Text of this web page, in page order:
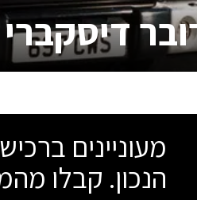
דיסקברי 2
מעוניינים
הנכון. קבלו